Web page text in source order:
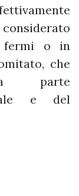
considerato
fermi o in
che
parte
e del